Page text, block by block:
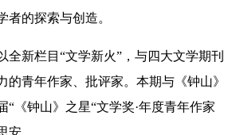
者的探索与创造。
全新栏目“文学新火”，与四大文学期刊
的青年作家、批评家。本期与《钟山》
“《钟山》之星“文学奖·年度青年作家
安。